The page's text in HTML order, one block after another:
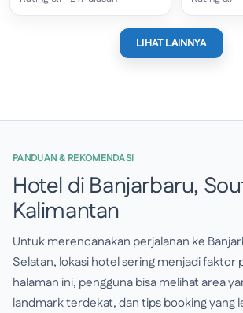
LIHAT LAINNYA
PANDUAN & REKOMENDASI
Hotel di Banjarbaru,
Kalimantan
Untuk merencanakan perjalanan ke
Selatan, lokasi hotel sering menjadi faktor
halaman ini, pengguna bisa melihat area
landmark terdekat, dan tips booking yang